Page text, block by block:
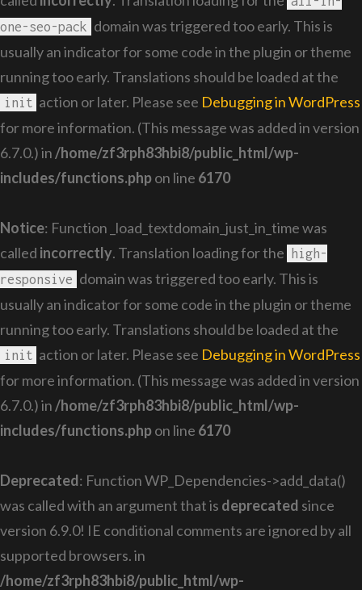
one-seo-pack domain was triggered too early. This is
usually an indicator for some code in the plugin or theme
running too early. Translations should be loaded at the
init action or later. Please see Debugging in WordPress
for more information. (This message was added in version
6.7.0.) in /home/zf3rph83hbi8/public_html/wp-
includes/functions.phpon line 6170
Notice: Function _load_textdomain_just_in_time was
called incorrectly. Translation loading for the
high-
responsive domain was triggered too early. This is
usually an indicator for some code in the plugin or theme
running too early. Translations should be loaded at the
init action or later. Please see Debugging in WordPress
for more information. (This message was added in version
6.7.0.) in /home/zf3rph83hbi8/public_html/wp-
includes/functions.phpon line 6170
Deprecated: Function WP_Dependencies->add_data()
was called with an argument that is deprecated since
version 6.9.0! IE conditional comments are ignored by all
supported browsers. in
/home/zf3rph83hbi8/public_html/wp-